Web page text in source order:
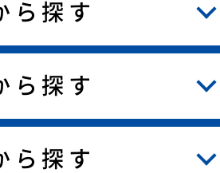
ら探す
ら探す
ら探す